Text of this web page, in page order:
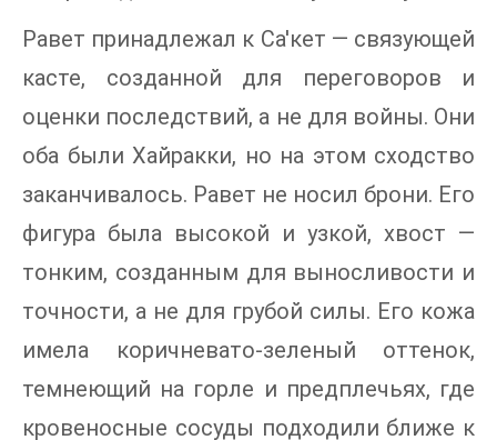
Равет принадлежал к Са'кет — связующей
касте, созданной для переговоров и
оценки последствий, а не для войны. Они
оба были Хайракки, но на этом сходство
заканчивалось. Равет не носил брони. Его
фигура была высокой и узкой, хвост —
тонким, созданным для выносливости и
точности, а не для грубой силы. Его кожа
имела коричневато-зеленый оттенок,
темнеющий на горле и предплечьях, где
кровеносные сосуды подходили ближе к